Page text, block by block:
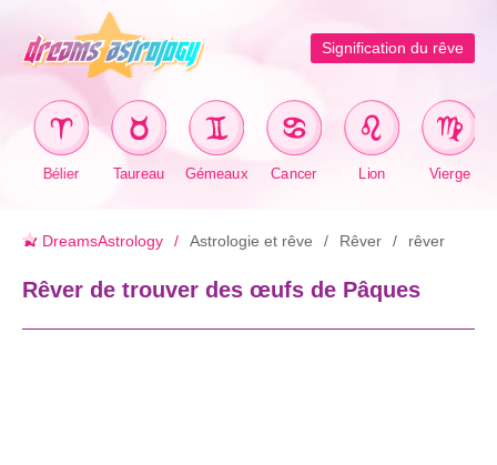
Signification du rêve
Bélier Taureau Gémeaux Cancer Lion Vierge
DreamsAstrology Astrologie et rêve Rêver rêver
Rêver de trouver des œufs de Pâques